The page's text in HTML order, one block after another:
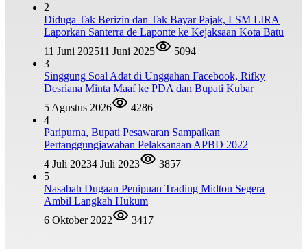
2
Diduga Tak Berizin dan Tak Bayar Pajak, LSM LIRA
Laporkan Santerra de Laponte ke Kejaksaan Kota Batu
11 Juni 202511 Juni 2025
5094
3
Singgung Soal Adat di Unggahan Facebook, Rifky
Desriana Minta Maaf ke PDA dan Bupati Kubar
5 Agustus 2026
4286
4
Paripurna, Bupati Pesawaran Sampaikan
Pertanggungjawaban Pelaksanaan APBD 2022
4 Juli 20234 Juli 2023
3857
5
Nasabah Dugaan Penipuan Trading Midtou Segera
Ambil Langkah Hukum
6 Oktober 2022
3417